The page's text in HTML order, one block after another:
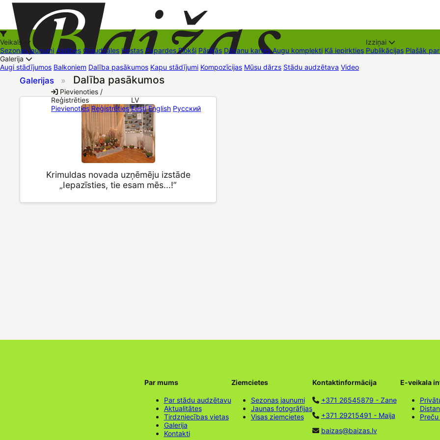
+37126545879 baizas@baizas.lv
Pievienoties /
Reģistrēties
Pievienoties Reģistrēties
LV
Eesti English Русский
Veikals
Sezonas jaunumi Astilbes Graudzāles Hostas Papardes Flokši Pārējās Dāvanu kartes Augu komplekti Kā iepirkties
Izziņai
Publikācijas Plašāk
Galerija
Augi stādījumos Balkoniem Dalība pasākumos Kapu stādījumi Kompozīcijas Mūsu dārzs Stādu audzētava Video
Galerijas » Dalība pasākumos
Krimuldas novada uzņēmēju izstāde
„Iepazīsties, tie esam mēs...!”
Par mums
Par stādu audzētavu
Aktualitātes
Tirdzniecības vietas
Galerija
Kontakti
Ziemcietes
Sezonas jaunumi
Jaunas fotogrāfijas
Visas ziemcietes
Kontaktinformācija
+371 26545879 - Zane
+371 29215491 - Maija
baizas@baizas.lv
E-veikala